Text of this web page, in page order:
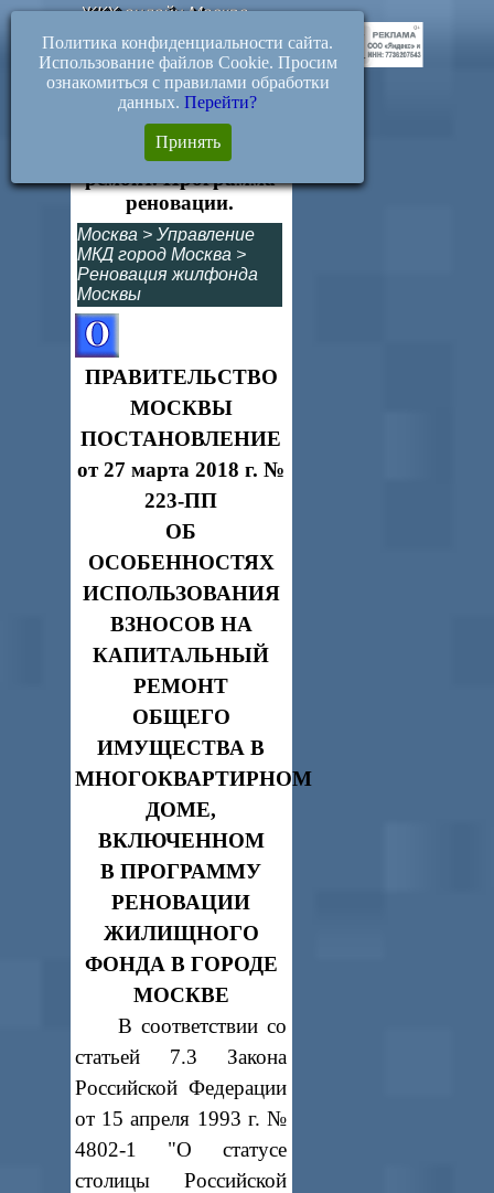
ЖКХ-онлайн.Москва
223-ПП. Взносы на
капитальный
ремонт. Программа
реновации.
Москва >Управление
МКД город Москва >
Реновация жилфонда
Москвы
ПРАВИТЕЛЬСТВО
МОСКВЫ
ПОСТАНОВЛЕНИЕ
от 27 марта 2018 г. №
223-ПП
ОБ
ОСОБЕННОСТЯХ
ИСПОЛЬЗОВАНИЯ
ВЗНОСОВ НА
КАПИТАЛЬНЫЙ
РЕМОНТ
ОБЩЕГО
ИМУЩЕСТВА В
МНОГОКВАРТИРНОМ
ДОМЕ,
ВКЛЮЧЕННОМ
В ПРОГРАММУ
РЕНОВАЦИИ
ЖИЛИЩНОГО
ФОНДА В ГОРОДЕ
МОСКВЕ
В соответствии со
статьей 7.3 Закона
Российской Федерации
от 15 апреля 1993 г. №
4802-1 "О статусе
столицы Российской
Политика конфиденциальности сайта.
Использование файлов Cookie. Просим
ознакомиться с правилами обработки
данных. Перейти?
Принять